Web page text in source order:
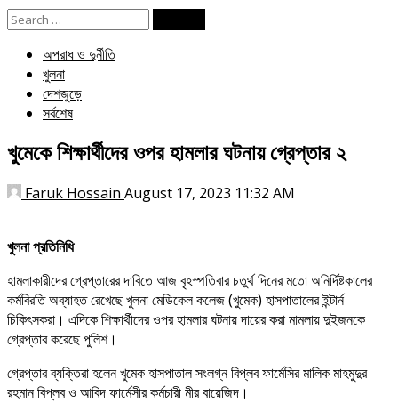
Search
অপরাধ ও দুর্নীতি
খুলনা
দেশজুড়ে
সর্বশেষ
খুমেকে শিক্ষার্থীদের ওপর হামলার ঘটনায় গ্রেপ্তার ২
Faruk Hossain August 17, 2023 11:32 AM
খুলনা প্রতিনিধি
হামলাকারীদের গ্রেপ্তারের দাবিতে আজ বৃহস্পতিবার চতুর্থ দিনের মতো অনির্দিষ্টকালের
কর্মবিরতি অব্যাহত রেখেছে খুলনা মেডিকেল কলেজ (খুমেক) হাসপাতালের ইন্টার্ন
চিকিৎসকরা। এদিকে শিক্ষার্থীদের ওপর হামলার ঘটনায় দায়ের করা মামলায় দুইজনকে
গ্রেপ্তার করেছে পুলিশ।
গ্রেপ্তার ব্যক্তিরা হলেন খুমেক হাসপাতাল সংলগ্ন বিপ্লব ফার্মেসির মালিক মাহমুদুর
রহমান বিপ্লব ও আবিদ ফার্মেসীর কর্মচারী মীর বায়েজিদ।